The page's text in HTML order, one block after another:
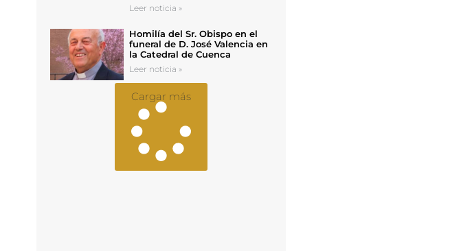
Leer noticia »
Homilía del Sr. Obispo en el
funeral de D. José Valencia en
la Catedral de Cuenca
Leer noticia »
Cargar más